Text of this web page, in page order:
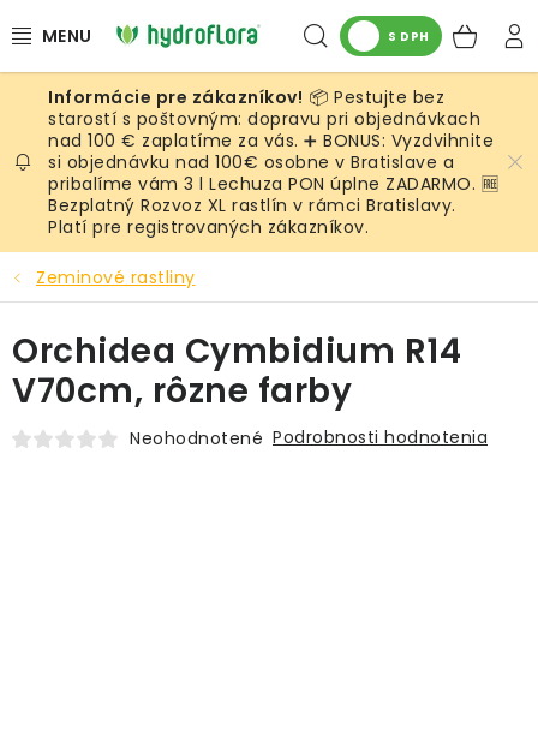
na
Hľadať
S DPH
RASTLINY
UMELÉ RASTLINY
KVETINÁČE
SUBSTRÁTY A PRÍSLUŠENSTVO
SERVIS INTERIÉROVEJ ZELENE
📦 Pestujte bez
starostí s poštovným: dopravu pri objednávkach
nad 100 € zaplatíme za vás. ➕ BONUS: Vyzdvihnite
si objednávku nad 100€ osobne v Bratislave a
pribalíme vám 3 l Lechuza PON úplne ZADARMO. 🆓
Bezplatný Rozvoz XL rastlín v rámci Bratislavy.
Platí pre registrovaných zákazníkov.
Zeminové rastliny
Orchidea Cymbidium R14
V70cm, rôzne farby
Neohodnotené Podrobnosti hodnotenia